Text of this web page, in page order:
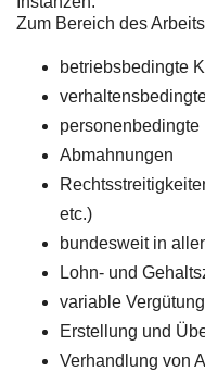
Zum Bereich des
betriebsbedingte
Abmahnungen
etc.)
bundesweit in
Lohn- und
variable Vergütung
Erstellung und
Verhandlung von